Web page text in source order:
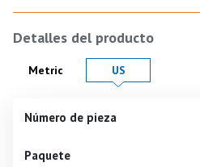
Detalles del producto
Product Details in
Metric Product Details in
US
Número de pieza
Paquete